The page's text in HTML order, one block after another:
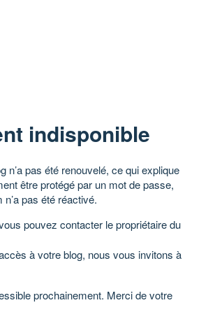
indisponible
n’a pas été renouvelé, ce qui explique
être protégé par un mot de passe,
pas été réactivé.
pouvez contacter le propriétaire du
à votre blog, nous vous invitons à
prochainement. Merci de votre